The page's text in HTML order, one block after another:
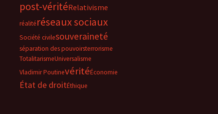
post-véritéRelativisme
réalitéréseaux sociaux
Société civilesouveraineté
séparation des pouvoirsterrorisme
TotalitarismeUniversalisme
Vladimir PoutinevéritéÉconomie
État de droitÉthique